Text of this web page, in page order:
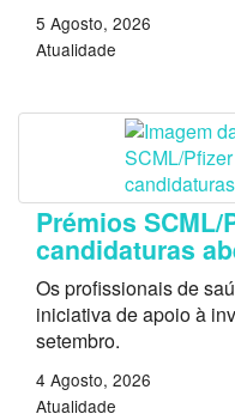
5 Agosto, 2026
Atualidade
Prémios SCML/
candidaturas
Os profissionais de
iniciativa de apoio à
setembro.
4 Agosto, 2026
Atualidade